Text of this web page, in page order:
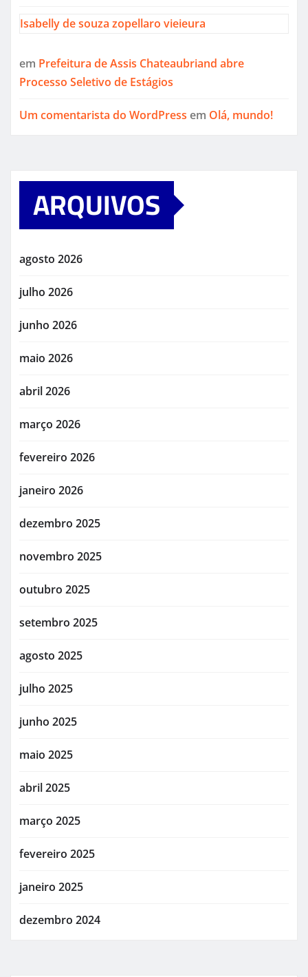
Isabelly de souza zopellaro vieieura
em Prefeitura de Assis Chateaubriand abre
Processo Seletivo de Estágios
Um comentarista do WordPress em Olá, mundo!
ARQUIVOS
agosto 2026
julho 2026
junho 2026
maio 2026
abril 2026
março 2026
fevereiro 2026
janeiro 2026
dezembro 2025
novembro 2025
outubro 2025
setembro 2025
agosto 2025
julho 2025
junho 2025
maio 2025
abril 2025
março 2025
fevereiro 2025
janeiro 2025
dezembro 2024